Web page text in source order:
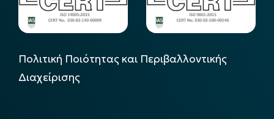
Πολιτική Ποιότητας και Περιβαλλοντικής
Διαχείρισης